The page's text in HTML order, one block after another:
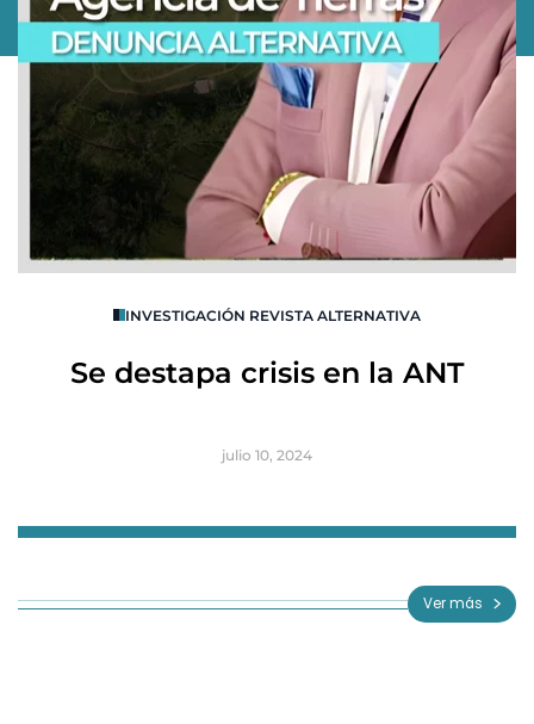
INVESTIGACIÓN REVISTA ALTERNATIVA
Se destapa crisis en la ANT
julio 10, 2024
3
Ver más